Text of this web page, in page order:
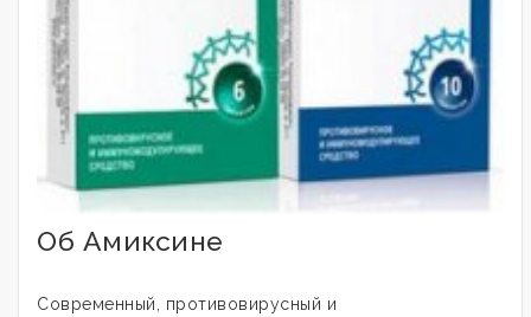
Об Амиксине
Современный, противовирусный и